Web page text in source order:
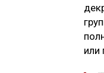
или